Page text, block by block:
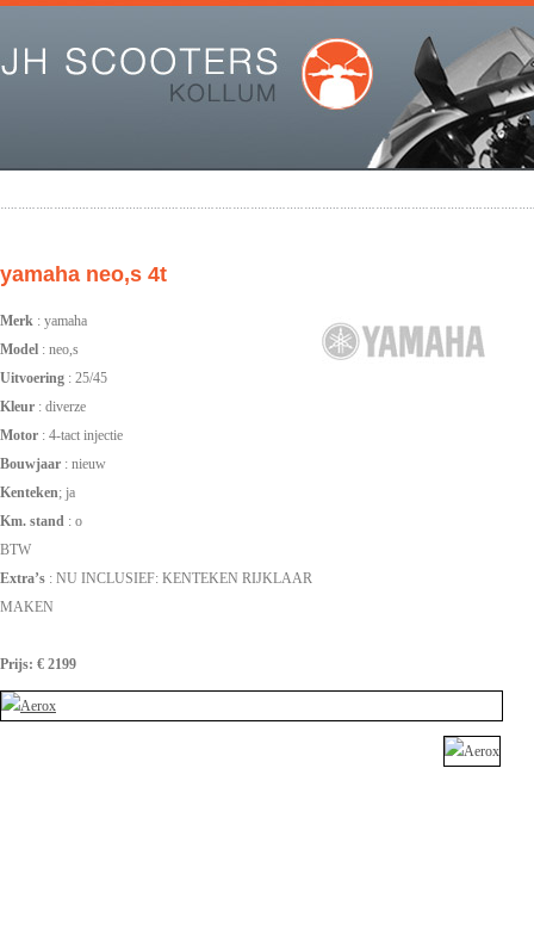
yamaha neo,s 4t
Merk : yamaha
Model : neo,s
Uitvoering : 25/45
Kleur : diverze
Motor : 4-tact injectie
Bouwjaar : nieuw
Kenteken; ja
Km. stand : o
BTW
Extra’s : NU INCLUSIEF: KENTEKEN RIJKLAAR
MAKEN
Prijs: € 2199